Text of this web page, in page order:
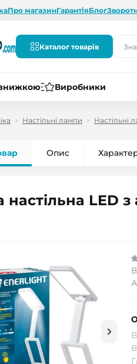
Про магазинГарантіяБлог
Каталог товарів
знижкою Виробники
Настільні лампи Настільні
Опис
LED